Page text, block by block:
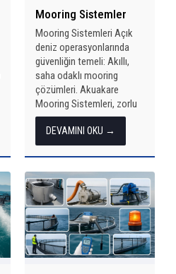
Mooring Sistemler
Mooring Sistemleri Açık
deniz operasyonlarında
güvenliğin temeli: Akıllı,
saha odaklı mooring
çözümleri. Akuakare
Mooring Sistemleri, zorlu
açık deniz koşullarında
HDPE kafeslerin
stabilitesini sağlamak
amacıyla sahaya özel
olarak projelendirilir.
Fırtına, dalga ve akıntı gibi
çevresel etkilerin...
DEVAMINI OKU →